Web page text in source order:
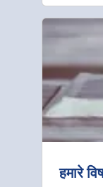
हमारे